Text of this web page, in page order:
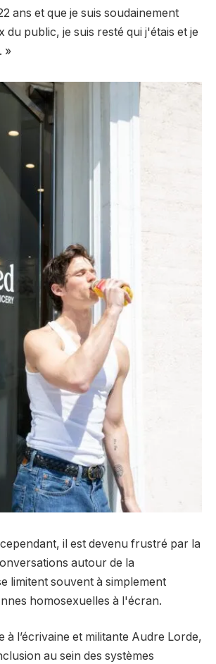
ans et que je suis soudainement
du public, je suis resté qui j'étais et je
»
il est devenu frustré par la
autour de la
limitent souvent à simplement
homosexuelles à l'écran.
à l’écrivaine et militante Audre Lorde,
au sein des systèmes